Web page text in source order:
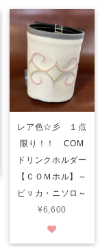
レア色☆彡 １点
限り！！ COM
ドリンクホルダー
【ＣＯＭホル】～
ピㇼカ・ニソロ～
¥6,600